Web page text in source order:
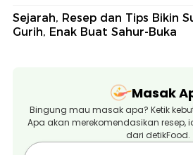
Sejarah, Resep dan Tips Bikin
Gurih, Enak Buat Sahur-Buka
Masak
Bingung mau masak apa? Ketik
Apa akan merekomendasikan resep,
dari detikFood.